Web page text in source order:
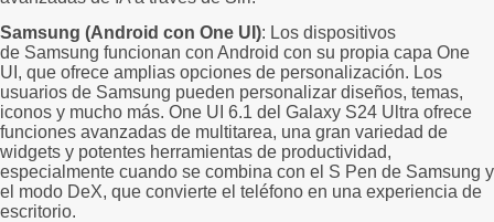
Samsung (Android con One UI): Los dispositivos
de Samsung funcionan con Android con su propia capa One
UI, que ofrece amplias opciones de personalización. Los
usuarios de Samsung pueden personalizar diseños, temas,
iconos y mucho más. One UI 6.1 del Galaxy S24 Ultra ofrece
funciones avanzadas de multitarea, una gran variedad de
widgets y potentes herramientas de productividad,
especialmente cuando se combina con el S Pen de Samsung y
el modo DeX, que convierte el teléfono en una experiencia de
escritorio.